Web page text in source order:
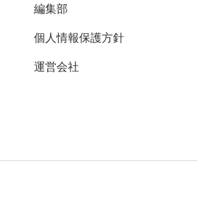
編集部
個人情報保護方針
運営会社